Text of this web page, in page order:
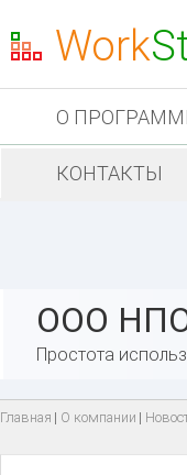
Work
О
КОНТАКТЫ
ООО НПО
Простота
Главная | О компании |